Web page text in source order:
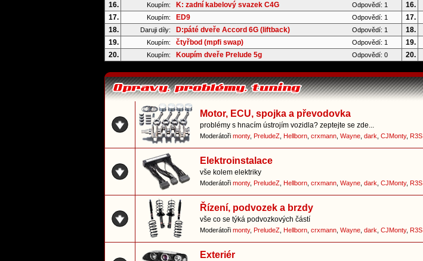
16. Koupím: K: zadní kabelový svazek C4G Odpovědí: 1 16.
17. Koupím: ED9 Odpovědí: 1 17.
18. Daruji díly: D:páté dveře Accord 6G (liftback) Odpovědí: 1 18.
19. Koupím: čtyřbod (mpfi swap) Odpovědí: 1 19.
20. Koupím: Koupím dveře Prelude 5g Odpovědí: 0 20.
Motor, ECU, spojka a převodovka
problémy s hnacím ústrojím vozidla? zeptejte se zde...
Moderátoři monty, PreludeZ, Hellborn, crxmann, Wayne, dark CJMonty, R3S
Elektroinstalace
vše kolem elektriky
Moderátoři monty, PreludeZ, Hellborn, crxmann, Wayne, dark CJMonty, R3S
Řízení, podvozek a brzdy
vše co se týká podvozkových částí
Moderátoři monty, PreludeZ, Hellborn, crxmann, Wayne, dark CJMonty, R3S
Exteriér